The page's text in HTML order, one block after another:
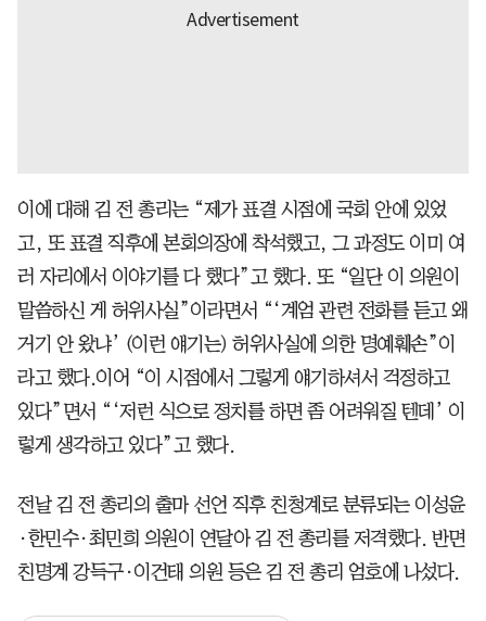
이에 대해 김 전 총리는 “제가 표결 시점에 국회 안에 있었
고, 또 표결 직후에 본회의장에 착석했고, 그 과정도 이미 여
러 자리에서 이야기를 다 했다”고 했다. 또 “일단 이 의원이
말씀하신 게 허위사실”이라면서 “‘계엄 관련 전화를 듣고 왜
거기 안 왔냐’ (이런 얘기는) 허위사실에 의한 명예훼손”이
라고 했다.이어 “이 시점에서 그렇게 얘기하셔서 걱정하고
있다”면서 “‘저런 식으로 정치를 하면 좀 어려워질 텐데’ 이
렇게 생각하고 있다”고 했다.
전날 김 전 총리의 출마 선언 직후 친청계로 분류되는 이성윤
·한민수·최민희 의원이 연달아 김 전 총리를 저격했다. 반면
친명계 강득구·이건태 의원 등은 김 전 총리 엄호에 나섰다.